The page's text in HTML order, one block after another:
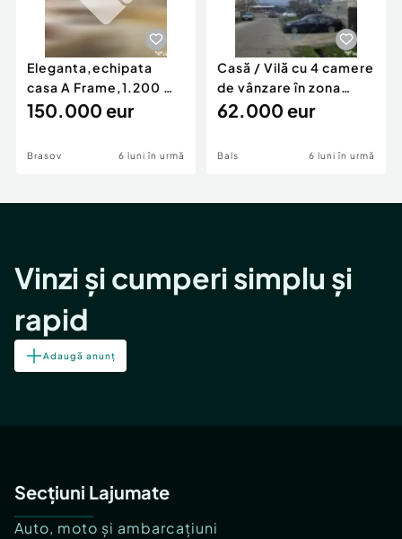
Eleganta,echipata
casa A Frame,1.200 mp
teren,deschidere Pia
150.000 eur
Brasov 6 luni în urmă
Casă / Vilă cu 4 camere
de vânzare în zona
Periferie
62.000 eur
Bals 6 luni în urmă
Vinzi și cumperi simplu și
rapid
Adaugă anunț
Secțiuni Lajumate
Auto, moto și ambarcațiuni